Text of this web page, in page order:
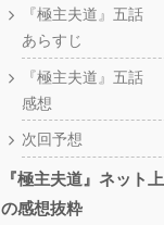
『極主夫道』五話
あらすじ
『極主夫道』五話
感想
次回予想
『極主夫道』ネット上
の感想抜粋